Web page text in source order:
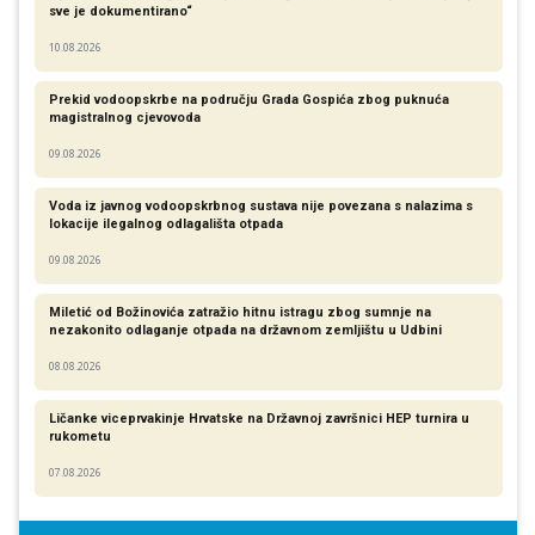
sve je dokumentirano“
10.08.2026
Prekid vodoopskrbe na području Grada Gospića zbog puknuća
magistralnog cjevovoda
09.08.2026
Voda iz javnog vodoopskrbnog sustava nije povezana s nalazima s
lokacije ilegalnog odlagališta otpada
09.08.2026
Miletić od Božinovića zatražio hitnu istragu zbog sumnje na
nezakonito odlaganje otpada na državnom zemljištu u Udbini
08.08.2026
Ličanke viceprvakinje Hrvatske na Državnoj završnici HEP turnira u
rukometu
07.08.2026